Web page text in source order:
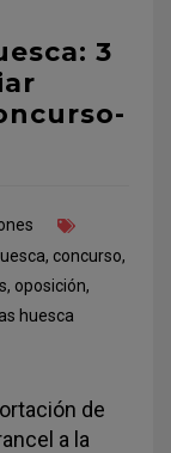
3
, concurso,
, oposición,
huesca
de
a la